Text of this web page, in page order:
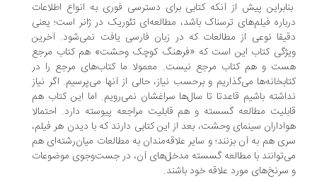
پیش از آنکه کتابی برای دسترسی فوری به انواع اطلاعات
فیلم‌های ترسناک باشد، مطالعه‌ای تئوریک در ژانر است؛ یعنی
نوعی از مطالعات که در زبان فارسی یافت نمی‌شود. آخرین
کتاب این است که «فرهنگ کوچک وحشت» هم کتاب مرجع
و هم کتاب مرجع نیست. معمولا ما کتاب‌های مرجع را در
می‌گذاریم و برحسب نیاز، حالی از آنها می‌پرسیم. اگر نیاز
باشیم قاعدتا تا سال‌ها سراغشان نمی‌رویم. اما این کتاب هم
مطالعه گسسته و هم قابلیت مراجعه پیوسته دارد. احتمالا
سینمای وحشت، بعد از این کتابی دارند که با دیدن هر فیلم،
هم به آن بزنند؛ و سایر علاقه‌مندان به مطالعات میان‌رشته‌ای هم
با مطالعه گسسته مدخل‌های آن، در جست‌وجوی موضوعات
مورد علاقه خود باشند.